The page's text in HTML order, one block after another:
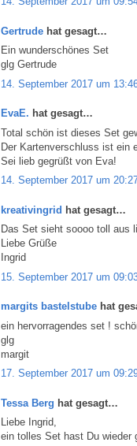
Gertrude hat gesagt…
Ein wunderschönes Set
glg Gertrude
14. September 2017 um
EvaE. hat gesagt…
Total schön ist dieses Set
Der Kartenverschluss ist ein
Sei lieb gegrüßt von Eva!
14. September 2017 um
kreativingrid hat gesagt…
Das Set sieht soooo toll aus
Liebe Grüße
Ingrid
15. September 2017 um
margits bastelstube hat
ein hervorragendes set !
glg
margit
17. September 2017 um
Tessa Berg hat gesagt…
Liebe Ingrid,
ein tolles Set hast Du wieder